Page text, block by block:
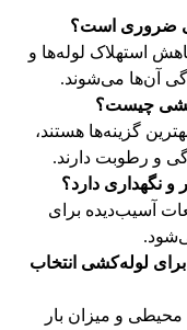
ضروری است؟
استهلاک لوله‌ها و
آن‌ها می‌شوند.
کشی چیست؟
گزینه‌ها هستند،
و رطوبت دارند.
و نگهداری دارد؟
آسیب‌دیده برای
لوله‌کشی انتخاب
محیطی و میزان بار